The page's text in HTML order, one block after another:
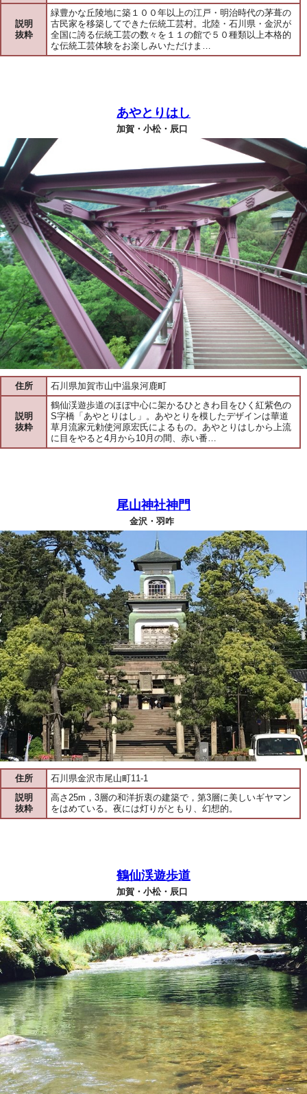
説明
抜粋
緑豊かな丘陵地に築１００年以上の江戸・明治時代の茅葺の
古民家を移築してできた伝統工芸村。北陸・石川県・金沢が
全国に誇る伝統工芸の数々を１１の館で５０種類以上本格的
な伝統工芸体験をお楽しみいただけま…
あやとりはし
加賀・小松・辰口
住所 石川県加賀市山中温泉河鹿町
説明
抜粋
鶴仙渓遊歩道のほぼ中心に架かるひときわ目をひく紅紫色の
S字橋「あやとりはし」。あやとりを模したデザインは華道
草月流家元勅使河原宏氏によるもの。あやとりはしから上流
に目をやると4月から10月の間、赤い番…
尾山神社神門
金沢・羽咋
住所
石川県金沢市尾山町11-1
説明
抜粋
高さ25m，3層の和洋折衷の建築で，第3層に美しいギヤマン
をはめている。夜には灯りがともり、幻想的。
鶴仙渓遊歩道
加賀・小松・辰口